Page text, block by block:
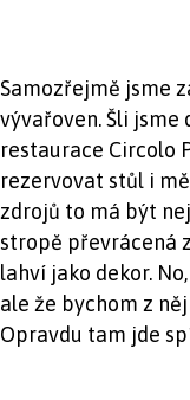
Samozřejmě jsme
vývařoven. Šli
restaurace Circolo
rezervovat stůl i
zdrojů to má být
stropě převrácená
lahví jako dekor.
ale že bychom z
Opravdu tam jde